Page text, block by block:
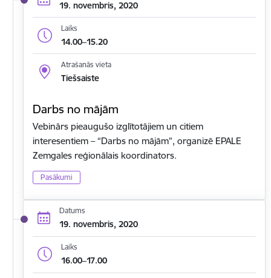
19. novembris, 2020
Laiks
14.00–15.20
Atrašanās vieta
Tiešsaiste
Darbs no mājām
Vebinārs pieaugušo izglītotājiem un citiem
interesentiem – “Darbs no mājām”, organizē EPALE
Zemgales reģionālais koordinators.
Pasākumi
Datums
19. novembris, 2020
Laiks
16.00–17.00